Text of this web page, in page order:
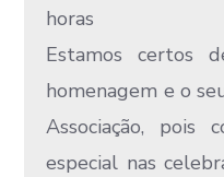
horas
Estamos certos
homenagem e o
Associação, pois
especial nas